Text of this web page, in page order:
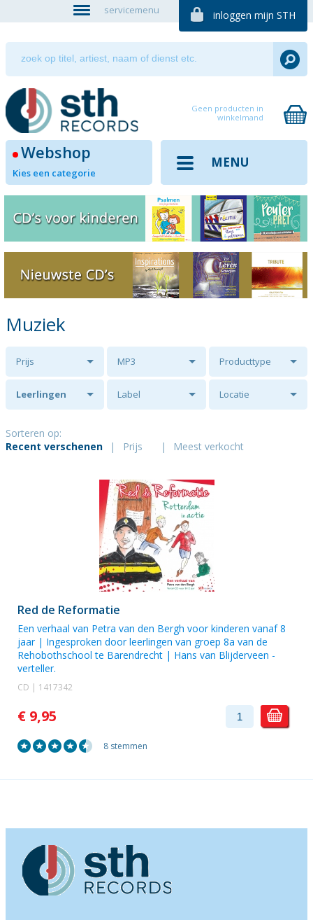
servicemenu inloggen mijn STH
Geen producten in
winkelmand
Webshop
Kies een categorie
MENU
Muziek
Prijs MP3 Producttype
Leerlingen
Rehobothschool
Label Locatie
Sorteren op:
Recent verschenen
| Prijs | Meest verkocht
Red de Reformatie
Een verhaal van Petra van den Bergh voor kinderen vanaf 8
jaar | Ingesproken door leerlingen van groep 8a van de
Rehobothschool te Barendrecht | Hans van Blijderveen -
verteller.
CD | 1417342
€ 9,95
8 stemmen